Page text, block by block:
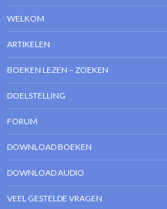
WELKOM
ARTIKELEN
BOEKEN LEZEN – ZOEKEN
DOELSTELLING
FORUM
DOWNLOAD BOEKEN
DOWNLOAD AUDIO
VEEL GESTELDE VRAGEN